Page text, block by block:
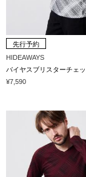
先行予約
HIDEAWAYS
¥7,590